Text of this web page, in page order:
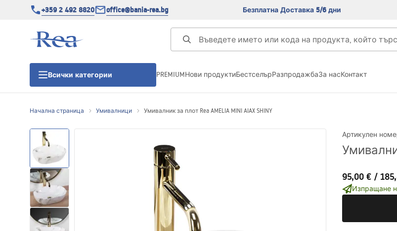
+359 2 492 8820 office@bania-rea.bg Безплатна Доставка 5/6 дни
Всички категории
Душ кабини
Душ корита
Линейни сифони
PREMIUMНови продуктиБестселърРазпродажбаЗа насКонтакт
Начална страница Умивалници Умивалник за плот Rea AMELIA MINI AIAX SHINY
Артикулен
95,00 € /
Изпращане